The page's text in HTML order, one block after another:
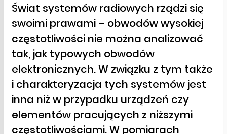
Świat systemów radiowych rządzi się
swoimi prawami – obwodów wysokiej
częstotliwości nie można analizować
tak, jak typowych obwodów
elektronicznych. W związku z tym także
i charakteryzacja tych systemów jest
inna niż w przypadku urządzeń czy
elementów pracujących z niższymi
częstotliwościami. W pomiarach